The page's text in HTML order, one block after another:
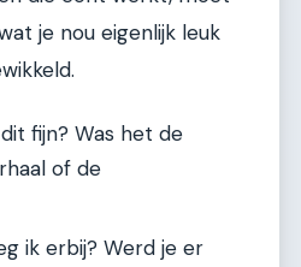
je nou eigenlijk leuk
fijn? Was het de
of de
ik erbij? Werd je er